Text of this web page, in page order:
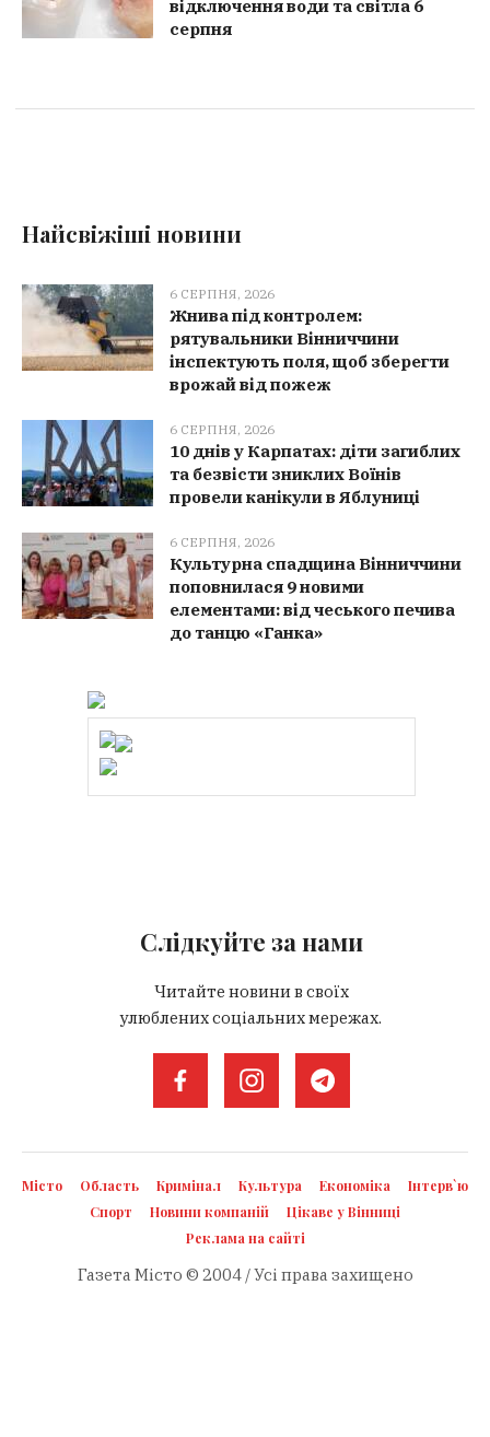
відключення води та світла 6
серпня
Найсвіжіші новини
6 СЕРПНЯ, 2026
Жнива під контролем:
рятувальники Вінниччини
інспектують поля, щоб зберегти
врожай від пожеж
6 СЕРПНЯ, 2026
10 днів у Карпатах: діти загиблих
та безвісти зниклих Воїнів
провели канікули в Яблуниці
6 СЕРПНЯ, 2026
Культурна спадщина Вінниччини
поповнилася 9 новими
елементами: від чеського печива
до танцю «Ганка»
Слідкуйте за нами
Читайте новини в своїх
улюблених соціальних мережах.
Місто Область Кримінал Культура Економіка
Інтерв`ю
Спорт
Новини компаній
Цікаве у Вінниці
Реклама на сайті
Газета Місто © 2004 / Усі права захищено